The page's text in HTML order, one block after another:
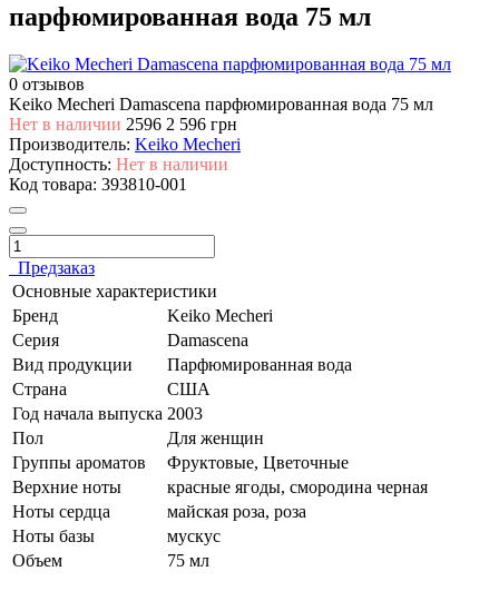
парфюмированная вода 75 мл
0 отзывов
Keiko Mecheri Damascena парфюмированная вода 75 мл
Нет в наличии 2596 2 596 грн
Производитель: Keiko Mecheri
Доступность: Нет в наличии
Код товара: 393810-001
Предзаказ
Основные характеристики
Бренд
Keiko Mecheri
Серия
Damascena
Вид продукции
Парфюмированная вода
Страна
США
Год начала выпуска 2003
Пол
Для женщин
Группы ароматов
Фруктовые, Цветочные
Верхние ноты
красные ягоды, смородина черная
Ноты сердца
майская роза, роза
Ноты базы
мускус
Объем
75 мл